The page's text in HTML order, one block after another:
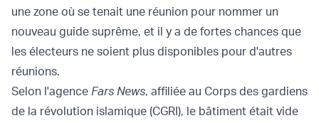
une zone où se tenait une réunion pour nommer un
nouveau guide suprême, et il y a de fortes chances que
les électeurs ne soient plus disponibles pour d'autres
réunions.
Selon l'agence Fars News, affiliée au Corps des gardiens
de la révolution islamique (CGRI), le bâtiment était vide